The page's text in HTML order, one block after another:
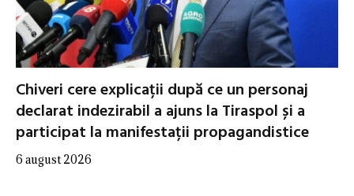
Chiveri cere explicații după ce un personaj
declarat indezirabil a ajuns la Tiraspol și a
participat la manifestații propagandistice
6 august 2026